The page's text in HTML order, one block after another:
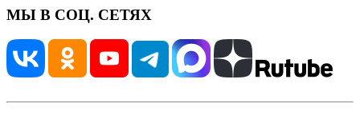
МЫ В СОЦ. СЕТЯХ